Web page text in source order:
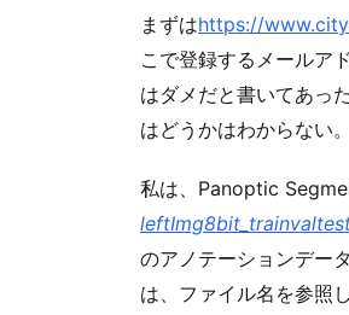
まずはhttps://
こで登録するメールア
はダメだと書いてあっ
はどうかはわからない。
私は、Panoptic
のアノテーションデー
は、ファイル名を参照